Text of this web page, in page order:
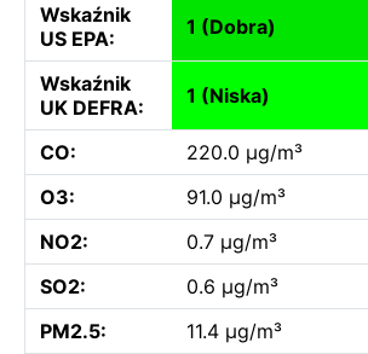
Wskaźnik
US EPA:
1 (Dobra)
Wskaźnik
UK DEFRA:
1 (Niska)
CO:
220.0 µg/m³
O3:
91.0 µg/m³
NO2:
0.7 µg/m³
SO2:
0.6 µg/m³
PM2.5:
11.4 µg/m³